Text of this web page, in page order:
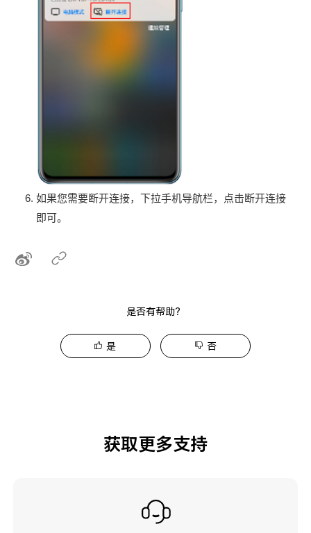
如果您需要断开连接，下拉手机导航栏，点击断开连接
即可。
是否有帮助？
是 否
获取更多支持